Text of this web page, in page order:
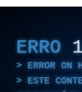
indicação
ERRO100
ERROR ON
ERRO
ERROR ON
ESTE